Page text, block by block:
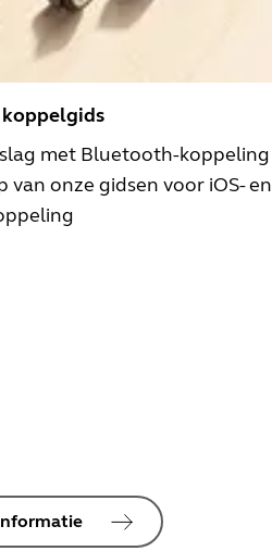
met Bluetooth-koppeling
van onze gidsen voor iOS- en